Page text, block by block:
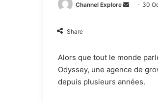
Channel Explore
e
m
30
Share
Alors que tout le monde
Odyssey, une agence de
depuis plusieurs années.